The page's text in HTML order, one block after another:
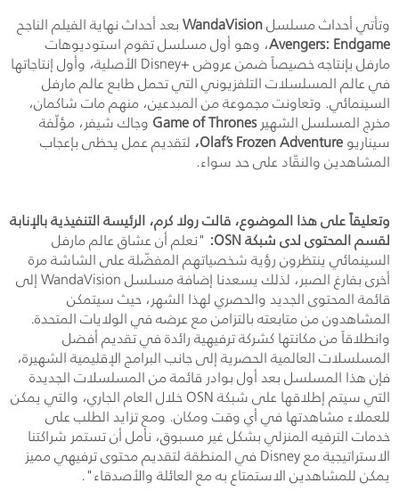
وتأتي أحداث مسلسلWandaVisionبعد أحداث نهاية الفيلم الناجح
Avengers: Endgame، وهو أول مسلسل تقوم استوديوهات
مارفل بإنتاجه خصيصاً ضمن عروضDisney+الأصلية، وأول إنتاجاتها
في عالم المسلسلات التلفزيوني التي تحمل طابع عالم مارفل
السينمائي. وتعاونت مجموعة من المبدعين، منهم مات شاكمان،
مخرج المسلسل الشهيرGame of Thronesوجاك شيفر، مؤلّفة
سيناريوOlaf’s Frozen Adventure،لتقديم عمل يحظى بإعجاب
المشاهدين والنقّاد على حد سواء.
وتعليقاً على هذا الموضوع، قالت رولا كرم، الرئيسة التنفيذية بالإنابة
لقسم المحتوى لدى شبكةOSN
: "نعلم أن عشاق عالم مارفل
السينمائي ينتظرون رؤية شخصياتهم المفضّلة على الشاشة مرة
أخرى بفارغ الصبر، لذلك يسعدنا إضافة مسلسلWandaVisionإلى
قائمة المحتوى الجديد والحصري لهذا الشهر، حيث سيتمكن
المشاهدون من متابعته بالتزامن مع عرضه في الولايات المتحدة.
وانطلاقاً من مكانتها كشركة ترفيهية رائدة في تقديم أفضل
المسلسلات العالمية الحصرية إلى جانب البرامج الإقليمية الشهيرة،
فإن هذا المسلسل بعد أول بوادر قائمة من المسلسلات الجديدة
التي سيتم إطلاقها على شبكةOSNخلال العام الجاري، والتي يمكن
للعملاء مشاهدتها في أي وقت ومكان. ومع تزايد الطلب على
خدمات الترفيه المنزلي بشكل غير مسبوق، نأمل أن تستمر شراكتنا
الاستراتيجية معDisneyفي المنطقة لتقديم محتوى ترفيهي مميز
يمكن للمشاهدين الاستمتاع به مع العائلة والأصدقاء".